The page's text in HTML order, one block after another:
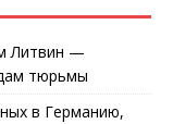
Литвин —
тюрьмы
в Германию,